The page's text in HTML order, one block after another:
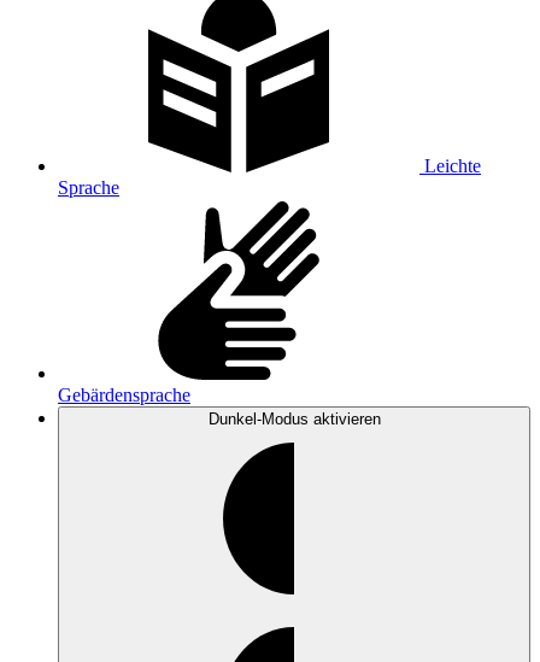
Leichte
Sprache
Gebärdensprache
Dunkel-Modus aktivieren